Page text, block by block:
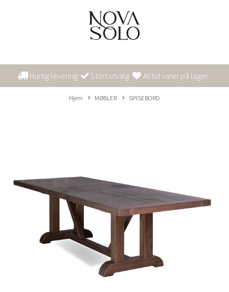
Hurtig levering Stort utvalg Alltid varer på lager
Hjem MØBLER SPISEBORD